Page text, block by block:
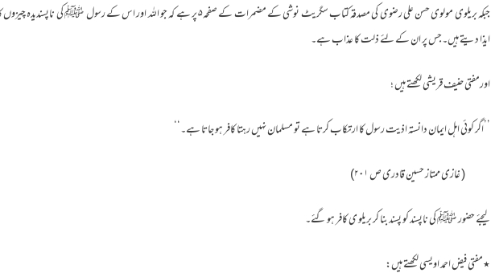
جبکہ بریلوی مولوی حسن علی رضوی کی مصدقہ کتاب سگریٹ نوشی کے مضمرات کے صفحہ۵ پر ہے کہ جو اللہ
ایذا دیتے ہیں۔جس پر ان کے لئے ذلت کا عذاب ہے۔
اورمفتی حنیف قریشی لکھتے ہیں ؛
’’اگر کوئی اہل ایمان دانستہ اذیت رسول کا ارتکاب کرتا ہے تو مسلمان نہیں رہتا کافر ہو جاتا ہے۔‘‘
( غازی ممتاز حسین قادری ص ۲۰۱)
لیجئے حضور ﷺ کی ناپسند کو پسند بنا کر بریلو ی کافر ہو گئے۔
٭مفتی فیض احمد اویسی لکھتے ہیں: